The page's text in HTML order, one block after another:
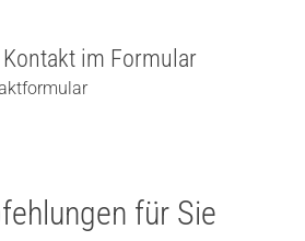
im Formular
für Sie